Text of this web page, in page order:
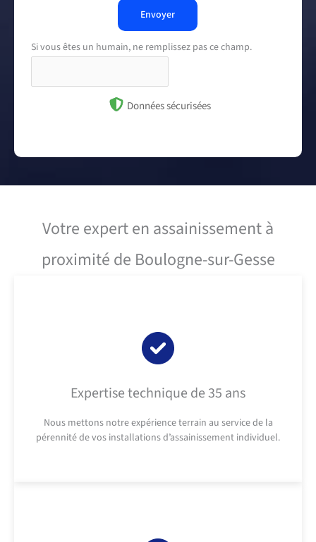
Envoyer
Si vous êtes un humain, ne remplissez pas ce champ.
Données sécurisées
Votre expert en assainissement à
proximité de Boulogne-sur-Gesse
Expertise technique de 35 ans
Nous mettons notre expérience terrain au service de la
pérennité de vos installations d’assainissement individuel.